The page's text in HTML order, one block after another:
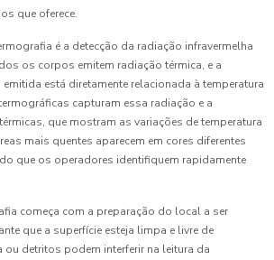
que oferece.
é a detecção da radiação infravermelha
os corpos emitem radiação térmica, e a
está diretamente relacionada à temperatura
capturam essa radiação e a
que mostram as variações de temperatura
mais quentes aparecem em cores diferentes
que os operadores identifiquem rapidamente
começa com a preparação do local a ser
que a superfície esteja limpa e livre de
detritos podem interferir na leitura da